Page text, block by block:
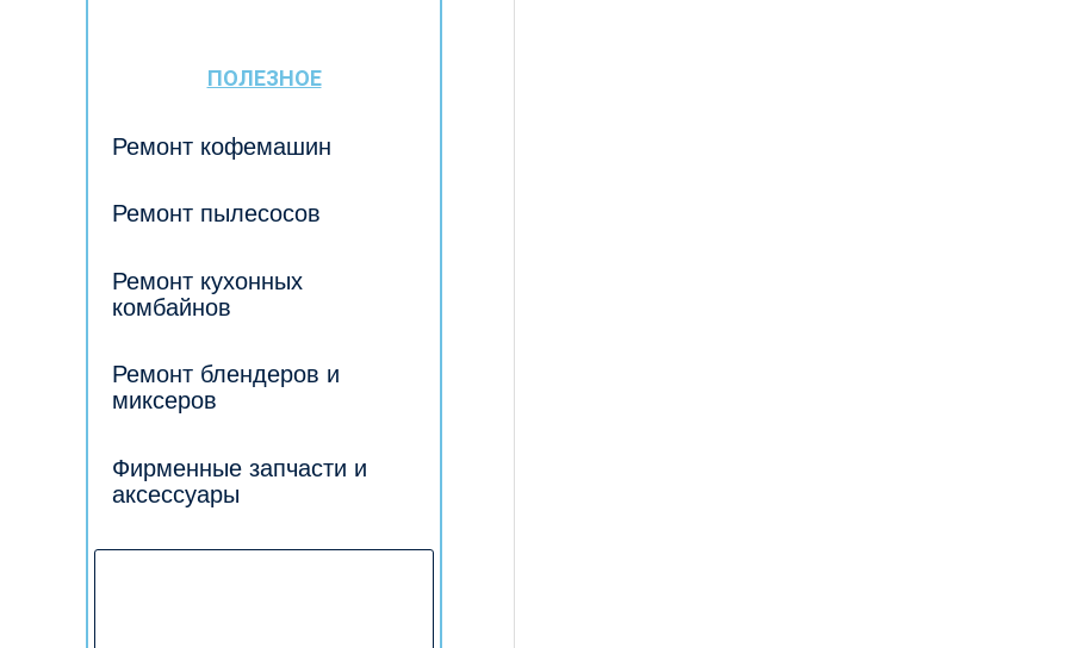
ПОЛЕЗНОЕ
Ремонт кофемашин
Ремонт пылесосов
Ремонт кухонных
комбайнов
Ремонт блендеров и
миксеров
Фирменные запчасти и
аксессуары